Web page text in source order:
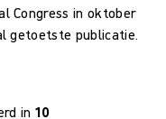
Congress in oktober
getoetste publicatie.
in 10